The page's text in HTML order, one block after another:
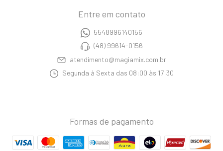
Entre em contato
5548996140156
(48) 99614-0156
atendimento@magiamix.com.br
Segunda à Sexta das 08:00 às 17:30
Formas de pagamento